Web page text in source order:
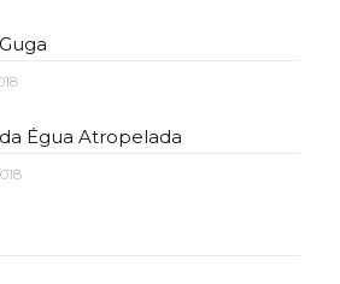
Égua Atropelada